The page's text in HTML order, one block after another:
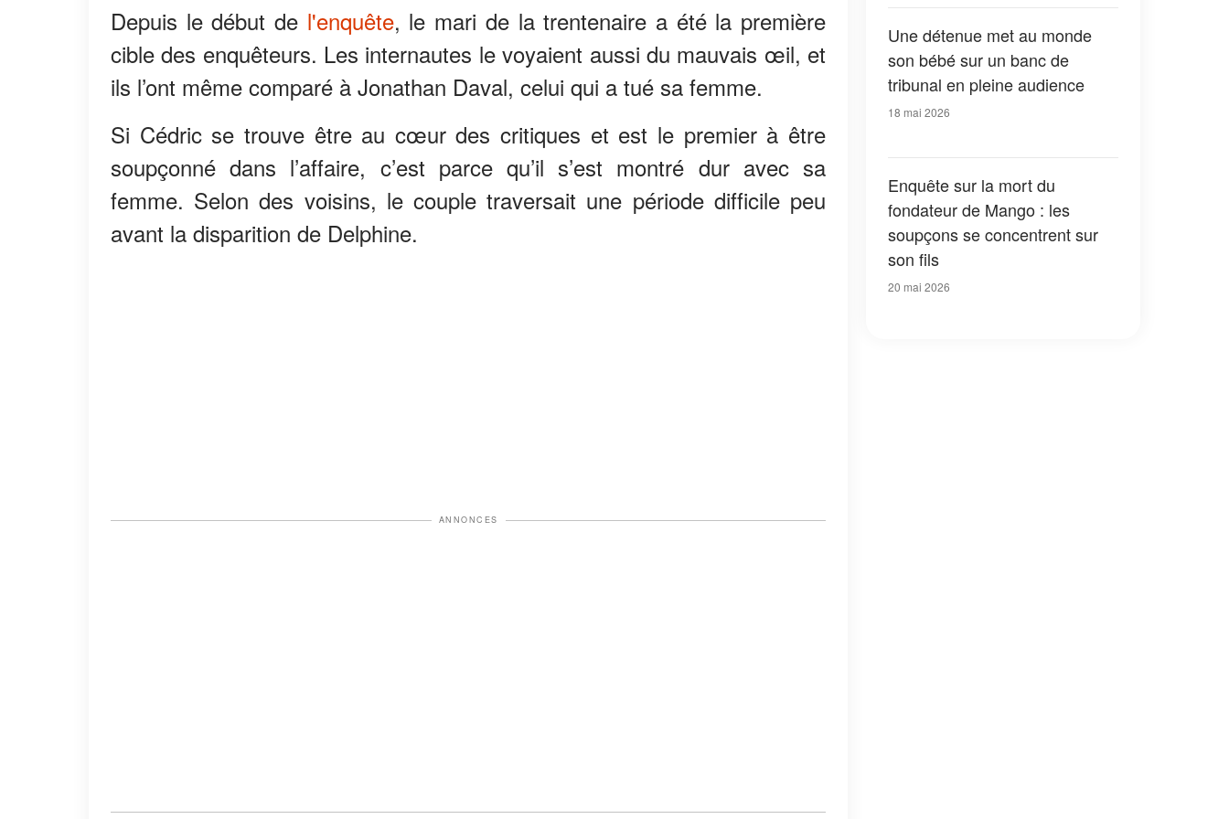
Depuis le début de l'enquête, le mari de la trentenaire a été la première
cible des enquêteurs. Les internautes le voyaient aussi du mauvais œil, et
ils l’ont même comparé à Jonathan Daval, celui qui a tué sa femme.
Si Cédric se trouve être au cœur des critiques et est le premier à être
soupçonné dans l’affaire, c’est parce qu’il s’est montré dur avec sa
femme. Selon des voisins, le couple traversait une période difficile peu
avant la disparition de Delphine.
ANNONCES
Une détenue met au monde
son bébé sur un banc de
tribunal en pleine audience
18 mai 2026
Enquête sur la mort du
fondateur de Mango : les
soupçons se concentrent sur
son fils
20 mai 2026